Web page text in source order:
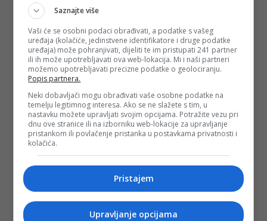
preporučuje osobama s trombozom, epilepsijom, srčanim
problemima, niti onima koji uzimaju antidepresive ili
recepta. Bez kontrole. Putem Instagrama.
Nastavak teksta čitajteovdje.
(DEPO PORTAL/ad)
PODIJELI NA
Depo.bapratite putem društvenih mrežaTwitteriFacebook
Saznajte više
Vaši će se osobni podaci obrađivati, a podatke s vašeg
uređaja (kolačiće, jedinstvene identifikatore i druge podatke
uređaja) može pohranjivati, dijeliti te im pristupati 241 partner
ili ih može upotrebljavati ova web-lokacija. Mi i naši partneri
možemo upotrebljavati precizne podatke o geolociranju.
Popis partnera.
Neki dobavljači mogu obrađivati vaše osobne podatke na
temelju legitimnog interesa. Ako se ne slažete s tim, u
nastavku možete upravljati svojim opcijama. Potražite vezu pri
dnu ove stranice ili na izborniku web-lokacije za upravljanje
pristankom ili povlačenje pristanka u postavkama privatnosti i
kolačića.
Pristajem
Upravljanje opcijama